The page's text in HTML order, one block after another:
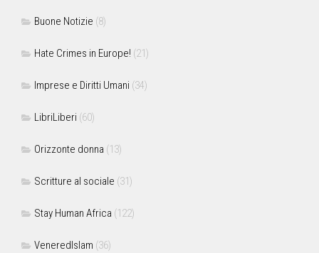
Buone Notizie (8)
Hate Crimes in Europe! (21)
Imprese e Diritti Umani (34)
LibriLiberi (60)
Orizzonte donna (13)
Scritture al sociale (31)
Stay Human Africa (122)
VeneredIslam (36)